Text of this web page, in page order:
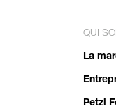
QUI
La
Petzl